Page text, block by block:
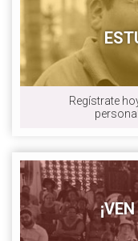
Regístrate